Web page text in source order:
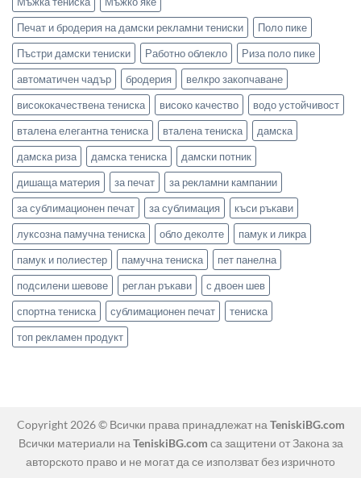
Печат и бродерия на дамски рекламни тениски
Поло пике
Пъстри дамски тениски
Работно облекло
Риза поло пике
автоматичен чадър
бродерия
велкро закопчаване
висококачествена тениска
високо качество
водо устойчивост
вталена елегантна тениска
вталена тениска
дамска
дамска риза
дамска тениска
дамски потник
дишаща материя
за печат
за рекламни кампании
за сублимационен печат
за сублимация
къси ръкави
луксозна памучна тениска
обло деколте
памук и ликра
памук и полиестер
памучна тениска
пет панелна
подсилени шевове
реглан ръкави
с двоен шев
спортна тениска
сублимационен печат
тениска
топ рекламен продукт
Copyright 2026 © Всички права принадлежат на TeniskiBG.com
Всички материали на TeniskiBG.com са защитени от Закона за
авторското право и не могат да се използват без изричното